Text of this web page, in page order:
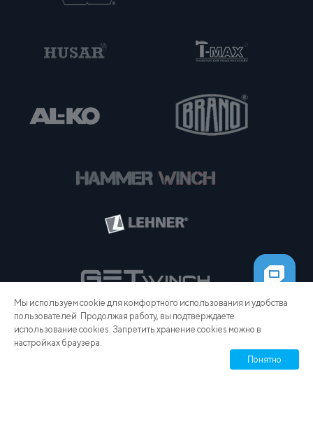
Мы используем cookie для комфортного использования и удобства
пользователей. Продолжая работу, вы подтверждаете
использование cookies. Запретить хранение cookies можно в
настройках браузера.
Понятно